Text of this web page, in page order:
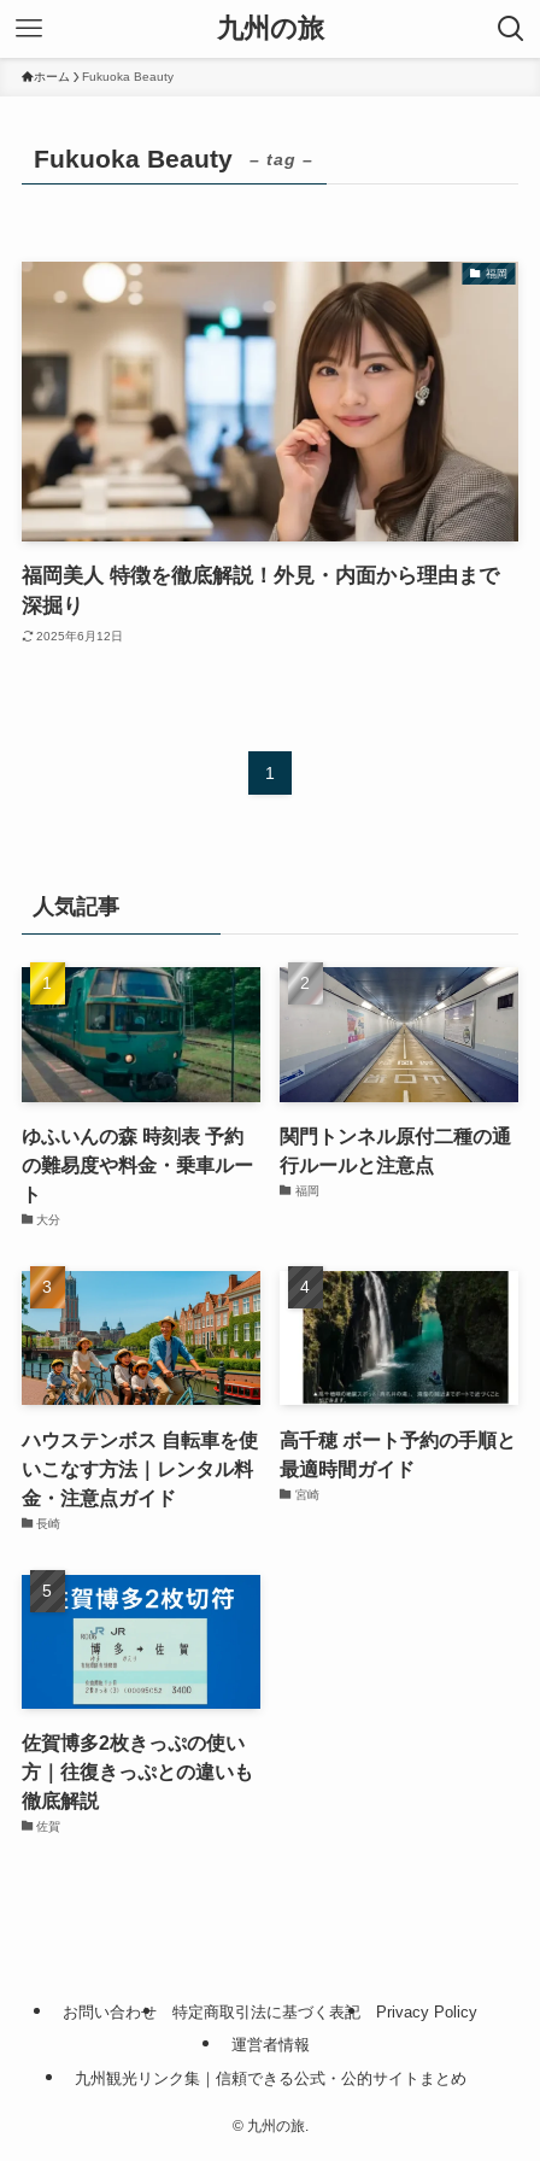
九州の旅
ホーム Fukuoka Beauty
Fukuoka Beauty – tag –
福岡
福岡美人 特徴を徹底解説！外見・内面から理由まで
深掘り
2025年6月12日
1
人気記事
ゆふいんの森 時刻表 予約
の難易度や料金・乗車ルー
ト
大分
関門トンネル原付二種の通
行ルールと注意点
福岡
ハウステンボス 自転車を使
いこなす方法｜レンタル料
金・注意点ガイド
長崎
高千穂 ボート予約の手順と
最適時間ガイド
宮崎
佐賀博多2枚きっぷの使い
方｜往復きっぷとの違いも
徹底解説
佐賀
お問い合わせ 特定商取引法に基づく表記
Privacy Policy
運営者情報
九州観光リンク集｜信頼できる公式・公的サイトまとめ
©九州の旅.